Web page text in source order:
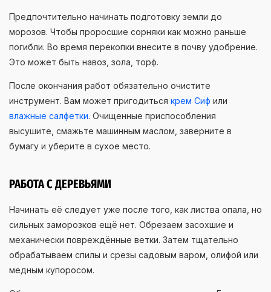
Предпочтительно начинать подготовку земли до
морозов. Чтобы проросшие сорняки как можно раньше
погибли. Во время перекопки внесите в почву удобрение.
Это может быть навоз, зола, торф.
После окончания работ обязательно очистите
инструмент. Вам может пригодиться крем Сиф или
влажные салфетки. Очищенные приспособления
высушите, смажьте машинным маслом, заверните в
бумагу и уберите в сухое место.
РАБОТА С ДЕРЕВЬЯМИ
Начинать её следует уже после того, как листва опала, но
сильных заморозков ещё нет. Обрезаем засохшие и
механически повреждённые ветки. Затем тщательно
обрабатываем спилы и срезы садовым варом, олифой или
медным купоросом.